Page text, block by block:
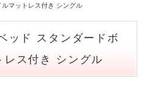
マットレス付き シングル
ッド スタンダードボ
レス付き シングル